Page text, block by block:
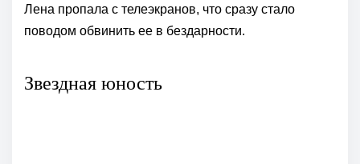
Лена пропала с телеэкранов, что сразу стало
поводом обвинить ее в бездарности.
Звездная юность